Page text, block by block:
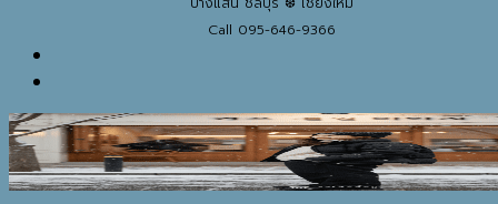
Call 095-646-9366